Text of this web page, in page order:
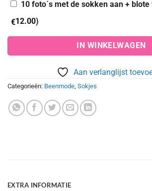
10 foto´s met de sokken aan + blote
€12.00)
IN WINKELWAGEN
Aan verlanglijst
Categorieën: Beenmode Sokjes
EXTRA INFORMATIE